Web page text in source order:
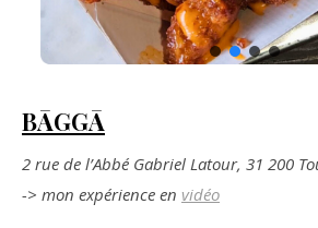
BĀGGĀ
2 rue de l’Abbé Gabriel Latour, 31 200
-> mon expérience en vidéo